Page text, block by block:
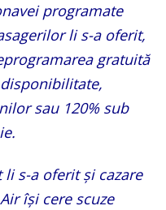
programate
li s-a oferit,
gratuită
sau 120% sub
s-a oferit și cazare
își cere scuze